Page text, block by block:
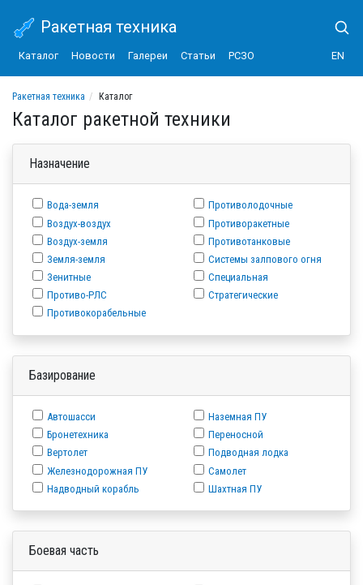
Ракетная техника
Каталог Новости Галереи Статьи РСЗО EN
Ракетная техника Каталог
Каталог ракетной техники
Назначение
Вода-земля
Воздух-воздух
Воздух-земля
Земля-земля
Зенитные
Противо-РЛС
Противокорабельные
Противолодочные
Противоракетные
Противотанковые
Системы залпового огня
Специальная
Стратегические
Базирование
Автошасси
Бронетехника
Вертолет
Железнодорожная ПУ
Надводный корабль
Наземная ПУ
Переносной
Подводная лодка
Самолет
Шахтная ПУ
Боевая часть